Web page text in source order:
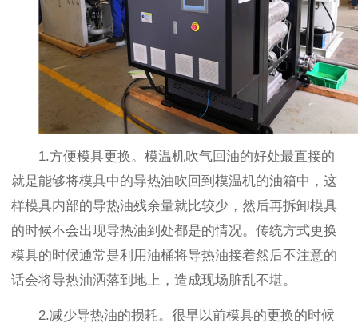
1.方便模具更换。模温机吹气回油的好处最直接的
就是能够将模具中的导热油吹回到模温机的油箱中，这
样模具内部的导热油残余量就比较少，然后再拆卸模具
的时候不会出现导热油到处都是的情况。传统方式更换
模具的时候通常是利用油桶将导热油接着然后不注意的
话会将导热油洒落到地上，造成现场脏乱不堪。
2.减少导热油的损耗。很早以前模具的更换的时候